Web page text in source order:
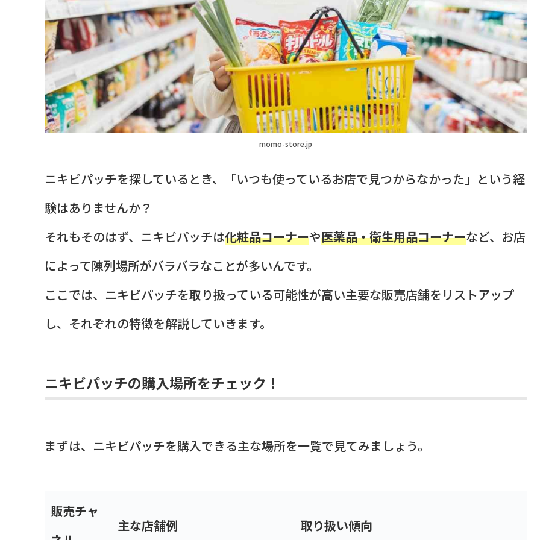
momo-store.jp
ニキビパッチを探しているとき、「いつも使っているお店で見つからなかった」という経
験はありませんか？
それもそのはず、ニキビパッチは化粧品コーナーや医薬品・衛生用品コーナーなど、お店
によって陳列場所がバラバラなことが多いんです。
ここでは、ニキビパッチを取り扱っている可能性が高い主要な販売店舗をリストアップ
し、それぞれの特徴を解説していきます。
ニキビパッチの購入場所をチェック！
まずは、ニキビパッチを購入できる主な場所を一覧で見てみましょう。
販売チャ
主な店舗例 取り扱い傾向